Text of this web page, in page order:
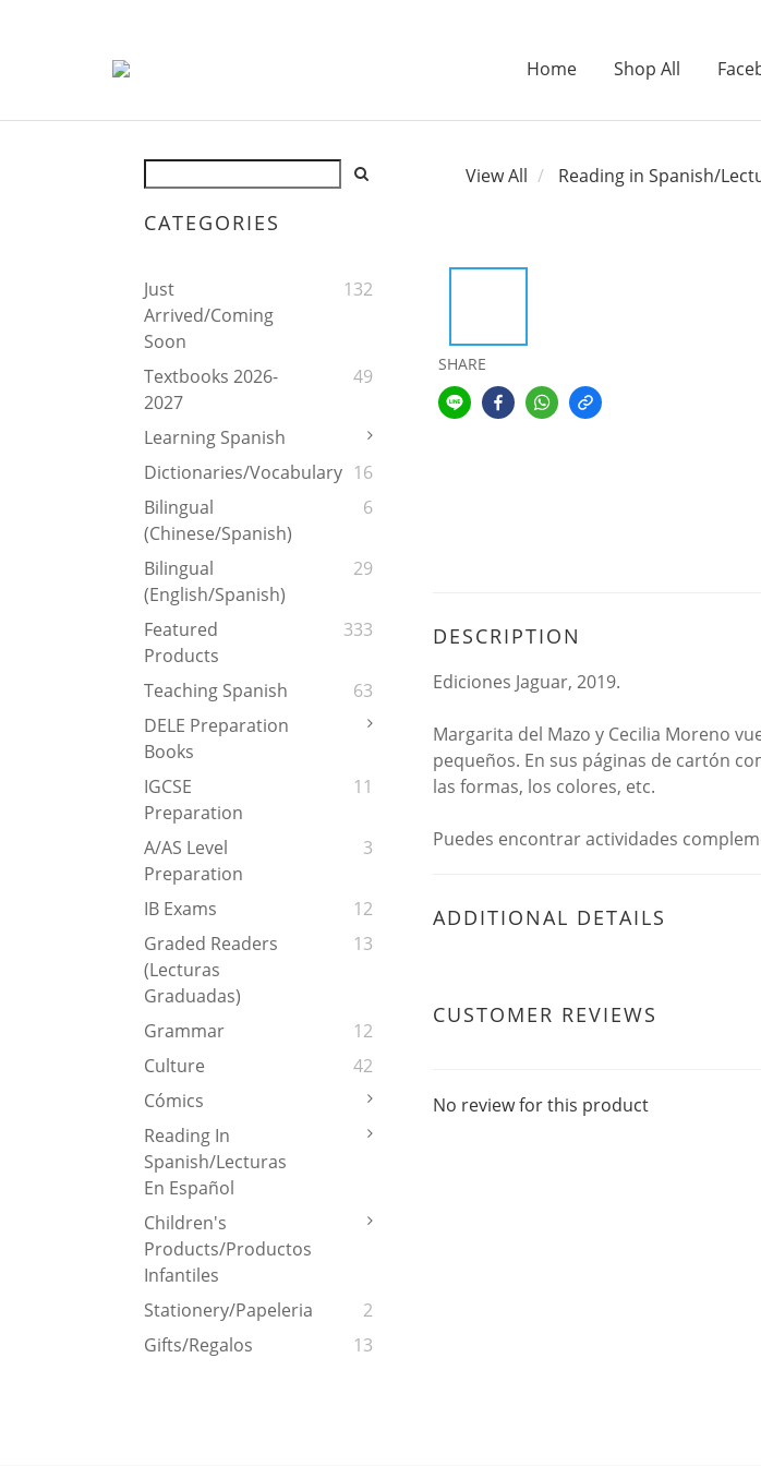
Home Shop All
CATEGORIES
Just
Arrived/Coming
Soon
132
Textbooks 2026-
2027
49
Learning Spanish
Dictionaries/Vocabulary 16
Bilingual
(Chinese/Spanish)
6
Bilingual
(English/Spanish)
29
Featured
Products
333
Teaching Spanish
63
DELE Preparation
Books
IGCSE
Preparation
11
A/AS Level
Preparation
3
IB Exams
12
Graded Readers
(Lecturas
Graduadas)
13
Grammar
12
Culture
42
Cómics
Reading In
Spanish/Lecturas
En Español
Children's
Products/Productos
Infantiles
Stationery/Papeleria
2
Gifts/Regalos
13
View All Reading in Spanish/
SHARE
DESCRIPTION
Ediciones Jaguar, 2019.
Margarita del Mazo y Cecilia Moreno
pequeños. En sus páginas de cartón
las formas, los colores, etc.
Puedes encontrar actividades
ADDITIONAL DETAILS
CUSTOMER REVIEWS
No review for this product